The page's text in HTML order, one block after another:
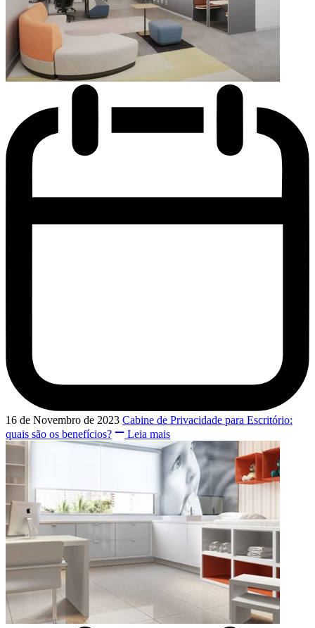
16 de Novembro de 2023 Cabine de Privacidade para Escritório:
quais são os benefícios?
Leia mais